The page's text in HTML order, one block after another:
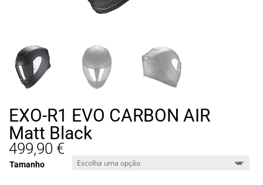
EXO-R1 EVO CARBON AIR
Matt Black
499,90 €
Tamanho